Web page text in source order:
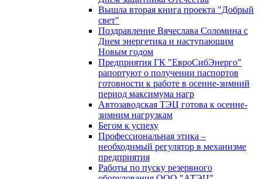
Вышла вторая книга проекта "Добрый
свет"
Поздравление Вячеслава Соломина с
Днем энергетика и наступающим
Новым годом
Предприятия ГК "ЕвроСибЭнерго"
рапортуют о получении паспортов
готовности к работе в осенне-зимний
период максимума нагр
Автозаводская ТЭЦ готова к осенне-
зимним нагрузкам
Бегом к успеху
Профессиональная этика –
необходимый регулятор в механизме
предприятия
Работы по пуску резервного